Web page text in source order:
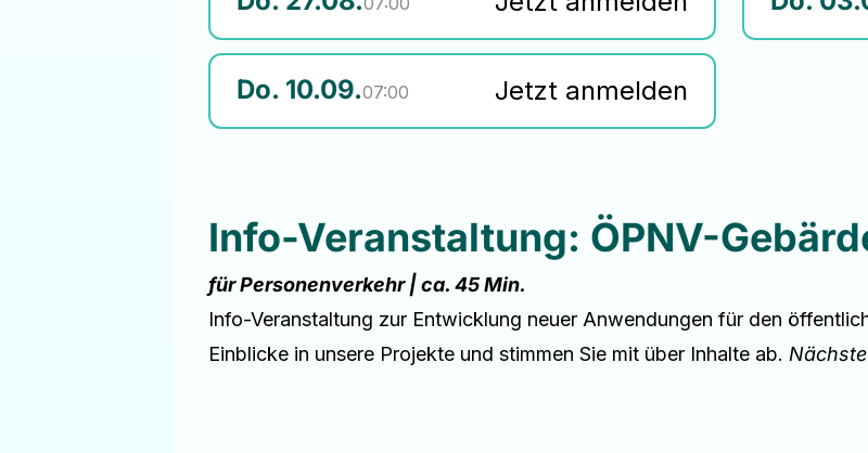
Do. 10.09.07:00 Jetzt anmelden
Info-Veranstaltung: ÖPNV-
für Personenverkehr | ca. 45 Min.
Info-Veranstaltung zur Entwicklung neuer Anwendungen für den
Einblicke in unsere Projekte und stimmen Sie mit über Inhalte ab.